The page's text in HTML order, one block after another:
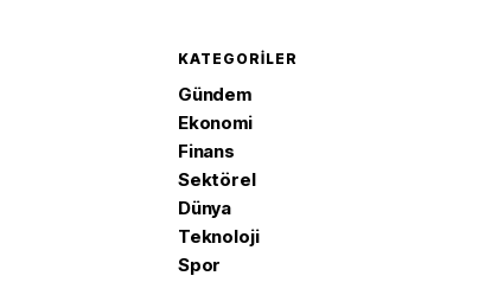
KATEGORILER
Gündem
Ekonomi
Finans
Sektörel
Dünya
Teknoloji
Spor